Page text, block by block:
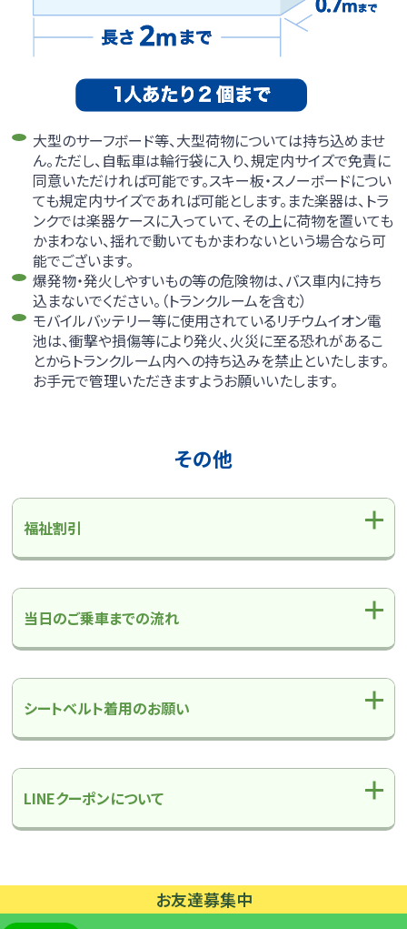
大型のサーフボード等、大型荷物については持ち込めませ
ん。ただし、自転車は輪行袋に入り、規定内サイズで免責に
同意いただければ可能です。スキー板・スノーボードについ
ても規定内サイズであれば可能とします。また楽器は、トラ
ンクでは楽器ケースに入っていて、その上に荷物を置いても
かまわない、揺れで動いてもかまわないという場合なら可
能でございます。
爆発物・発火しやすいもの等の危険物は、バス車内に持ち
込まないでください。（トランクルームを含む）
モバイルバッテリー等に使用されているリチウムイオン電
池は、衝撃や損傷等により発火、火災に至る恐れがあるこ
とからトランクルーム内への持ち込みを禁止といたします。
お手元で管理いただきますようお願いいたします。
その他
福祉割引
当日のご乗車までの流れ
シートベルト着用のお願い
LINEクーポンについて
駅
ス
お友達募集中